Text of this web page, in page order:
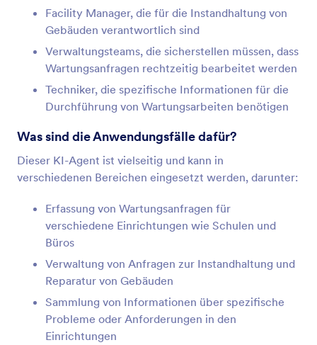
Facility Manager, die für die Instandhaltung von
Gebäuden verantwortlich sind
Verwaltungsteams, die sicherstellen müssen, dass
Wartungsanfragen rechtzeitig bearbeitet werden
Techniker, die spezifische Informationen für die
Durchführung von Wartungsarbeiten benötigen
Was sind die Anwendungsfälle dafür?
Dieser KI-Agent ist vielseitig und kann in
verschiedenen Bereichen eingesetzt werden, darunter:
Erfassung von Wartungsanfragen für
verschiedene Einrichtungen wie Schulen und
Büros
Verwaltung von Anfragen zur Instandhaltung und
Reparatur von Gebäuden
Sammlung von Informationen über spezifische
Probleme oder Anforderungen in den
Einrichtungen